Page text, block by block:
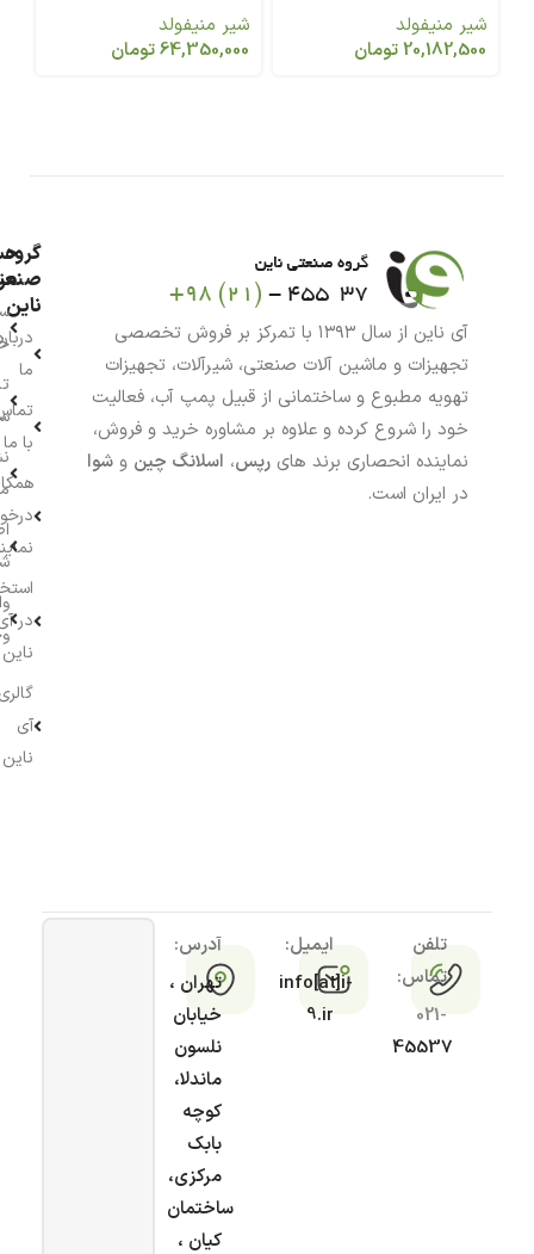
شیر منیفولد
20,182,500تومان
شیر منیفولد
64,350,000تومان
آی ناین از سال ۱۳۹۳ با تمرکز بر فروش تخصصی
تجهیزات و ماشین آلات صنعتی، شیرآلات، تجهیزات
تهویه مطبوع و ساختمانی از قبیل پمپ آب، فعالیت
خود را شروع کرده و علاوه بر مشاوره خرید و فروش،
نماینده انحصاری برند های رپس، اسلانگ چین و شوا
در ایران است.
گروه
ناین
ما
با ما
در
ناین
آی
ناین
تلفن
تماس:
021-
45537
ایمیل:
info[at]i-
9.ir
آدرس:
تهران ،
خیابان
نلسون
ماندلا،
کوچه
بابک
مرکزی،
ساختمان
کیان ،